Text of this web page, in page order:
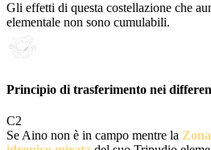
Gli effetti di questa costellazione che
elementale non sono cumulabili.
Principio di trasferimento nei
C2
Se Aino non è in campo mentre la